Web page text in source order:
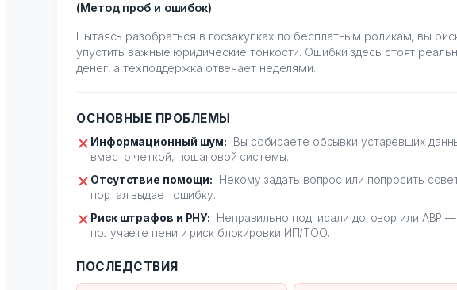
(Метод проб и ошибок)
Пытаясь разобраться в госзакупках по бесплатным роликам, вы
упустить важные юридические тонкости. Ошибки здесь стоят
денег, а техподдержка отвечает неделями.
ОСНОВНЫЕ ПРОБЛЕМЫ
Информационный шум:
Вы собираете обрывки устаревших
вместо четкой, пошаговой системы.
Отсутствие помощи:
Некому задать вопрос или попросить
портал выдает ошибку.
Риск штрафов и РНУ:
Неправильно подписали договор или АВР —
получаете пени и риск блокировки ИП/ТОО.
ПОСЛЕДСТВИЯ